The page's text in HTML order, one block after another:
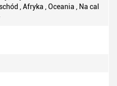
, Afryka , Oceania , Na cal